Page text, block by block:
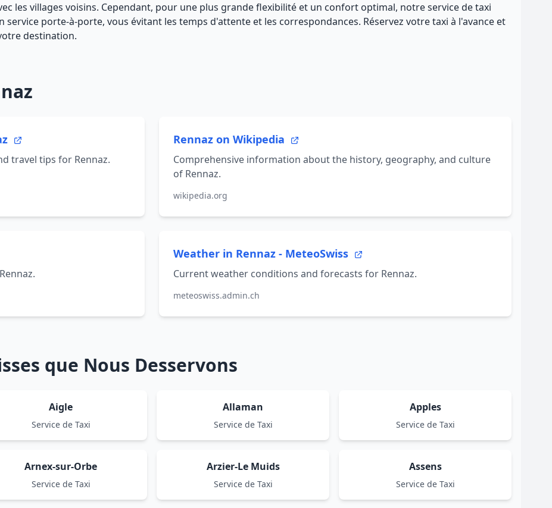
les villages voisins. Cependant, pour une plus grande flexibilité et un confort optimal, notre service de taxi
porte-à-porte, vous évitant les temps d'attente et les correspondances. Réservez votre taxi à l'avance et
destination.
travel tips for Rennaz.
Rennaz on Wikipedia
Comprehensive information about the history, geography, and culture
of Rennaz.
wikipedia.org
Weather in Rennaz - MeteoSwiss
Current weather conditions and forecasts for Rennaz.
meteoswiss.admin.ch
que Nous Desservons
Aigle
Service de Taxi
Allaman
Service de Taxi
Apples
Service de Taxi
Arnex-sur-Orbe
Service de Taxi
Arzier-Le Muids
Service de Taxi
Assens
Service de Taxi